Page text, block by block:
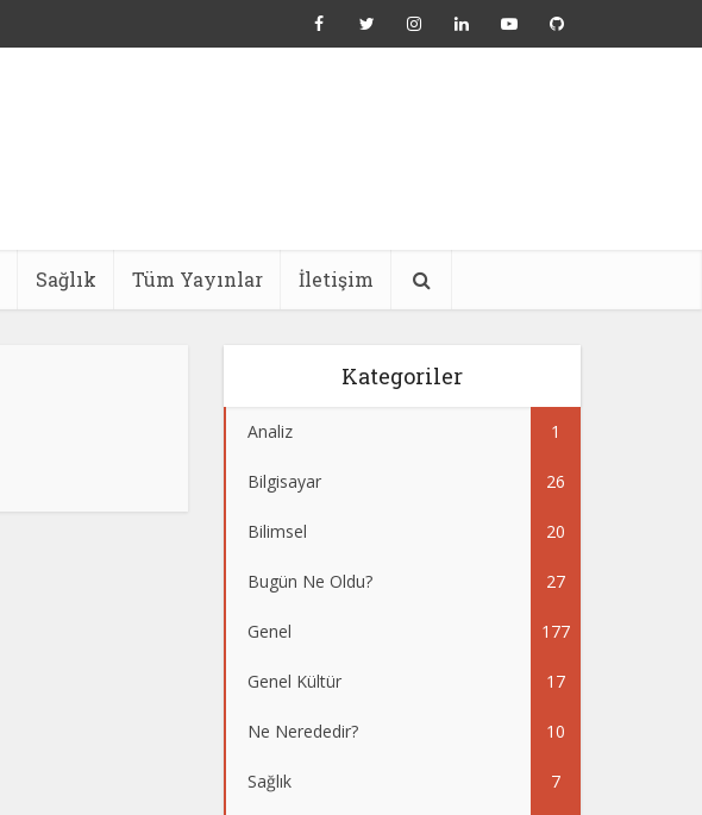
Sağlık Tüm Yayınlar İletişim
Kategoriler
Analiz 1
Bilgisayar 26
Bilimsel 20
Bugün Ne Oldu? 27
Genel 177
Genel Kültür 17
Ne Nerededir? 10
Sağlık 7